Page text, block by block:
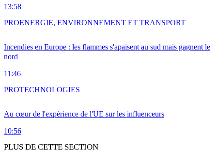
13:58
Incendies en Europe : les flammes s'apaisent au sud mais gagnent le
nord
11:46
PROENERGIE, ENVIRONNEMENT ET TRANSPORT
Au cœur de l'expérience de l'UE sur les influenceurs
10:56
PROTECHNOLOGIES
PLUS DE CETTE SECTION